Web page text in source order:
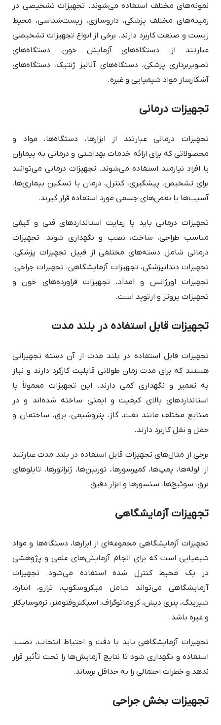
نمونه‌های مختلف استفاده می‌شوند. تجهیزات تشخیصی در
زمینه‌های مختلف پزشکی، داروسازی، زیست‌شناسی، محیط
زیست و صنعت کاربرد دارند. برخی از انواع تجهیزات تشخیصی
عبارتند از: دستگاه‌های آزمایش خون، دستگاه‌های
تصویربرداری پزشکی، دستگاه‌های آنالیز ژنتیک، دستگاه‌های
آشکارساز مواد شیمیایی و غیره.
تجهیزات درمانی
تجهیزات درمانی عبارتند از ابزارها، دستگاه‌ها، مواد و
محصولاتی که برای ارائه خدمات بهداشتی و درمانی به بیماران
یا افراد نیازمند استفاده می‌شوند. تجهیزات درمانی می‌توانند
برای تشخیص، پیشگیری، کنترل، درمان یا تسکین بیماری‌ها،
آسیب‌ها یا نقص‌های جسمی مورد استفاده قرار گیرند.
تجهیزات درمانی باید با رعایت استانداردهای فنی و کیفی
مناسب طراحی، ساخت، نصب و نگهداری شوند. تجهیزات
درمانی شامل دسته‌های مختلفی از قبیل تجهیزات پزشکی،
تجهیزات دندانپزشکی، تجهیزات آزمایشگاهی، تجهیزات جراحی،
تجهیزات اورژانس و امداد، تجهیزات فراورده‌های خون و
تجهیزات پروتز و ارتوپد است.
تجهیزات قابل استفاده در بلند مدت
تجهیزات قابل استفاده در بلند مدت از آن دسته تجهیزاتی
هستند که برای مدت زمان طولانی قابلیت کارکرد دارند و نیاز
به تعمیر و نگهداری کمی دارند. این تجهیزات معمولاً با
استانداردهای بالای کیفیت و ایمنی ساخته شده‌اند و در
صنایع مختلف مانند نفت، گاز، پتروشیمی، برق، ساختمان و
حمل و نقل کاربرد دارند.
برخی از مثال‌های تجهیزات قابل استفاده در بلند مدت عبارتند
از: لوله‌ها، پمپ‌ها، کمپرسورها، توربین‌ها، ژنراتورها، تابلوهای
برق، سوئیچ‌ها، سنسورها و ابزار دقیق.
تجهیزات آزمایشگاهی
تجهیزات آزمایشگاهی مجموعه‌ای از ابزارها، دستگاه‌ها و مواد
شیمیایی است که برای انجام آزمایش‌های علمی و پژوهشی
در یک محیط کنترل شده استفاده می‌شود. تجهیزات
آزمایشگاهی می‌تواند شامل میکروسکوپ، ترازو، انباره،
شیرینگ، پتری دیش، کروماتوگراف، اسپکتروفتومتر، ترموسایکلر
و غیره باشد.
تجهیزات آزمایشگاهی باید با دقت و احتیاط انتخاب، نصب،
استفاده و نگهداری شود تا نتایج آزمایش‌ها را تحت تأثیر قرار
ندهد و خطرات احتمالی را به حداقل برساند.
تجهیزات بخش جراحی